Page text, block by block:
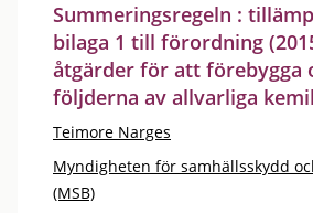
Summeringsregeln :
bilaga 1 till förordning
åtgärder för att förebygga
följderna av allvarliga
Teimore Narges
Myndigheten för samhällsskydd
(MSB)